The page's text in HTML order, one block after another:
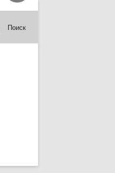
Поиск